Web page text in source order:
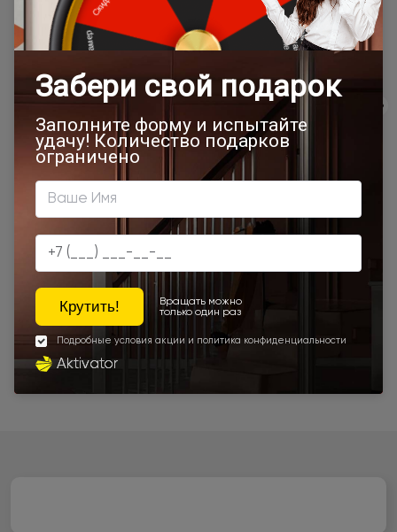
Программы
лояльности
Экологичность Сервис